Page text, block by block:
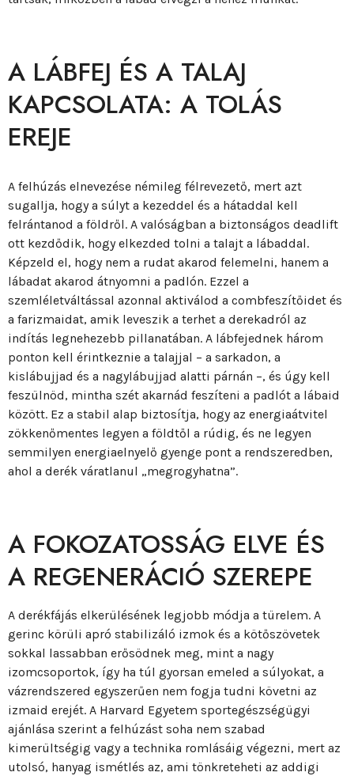
A LÁBFEJ ÉS A TALAJ
KAPCSOLATA: A TOLÁS
EREJE
A felhúzás elnevezése némileg félrevezető, mert azt
sugallja, hogy a súlyt a kezeddel és a hátaddal kell
felrántanod a földről. A valóságban a biztonságos deadlift
ott kezdődik, hogy elkezded tolni a talajt a lábaddal.
Képzeld el, hogy nem a rudat akarod felemelni, hanem a
lábadat akarod átnyomni a padlón. Ezzel a
szemléletváltással azonnal aktiválod a combfeszítőidet és
a farizmaidat, amik leveszik a terhet a derekadról az
indítás legnehezebb pillanatában. A lábfejednek három
ponton kell érintkeznie a talajjal – a sarkadon, a
kislábujjad és a nagylábujjad alatti párnán –, és úgy kell
feszülnöd, mintha szét akarnád feszíteni a padlót a lábaid
között. Ez a stabil alap biztosítja, hogy az energiaátvitel
zökkenőmentes legyen a földtől a rúdig, és ne legyen
semmilyen energiaelnyelő gyenge pont a rendszeredben,
ahol a derék váratlanul „megrogyhatna”.
A FOKOZATOSSÁG ELVE ÉS
A REGENERÁCIÓ SZEREPE
A derékfájás elkerülésének legjobb módja a türelem. A
gerinc körüli apró stabilizáló izmok és a kötőszövetek
sokkal lassabban erősödnek meg, mint a nagy
izomcsoportok, így ha túl gyorsan emeled a súlyokat, a
vázrendszered egyszerűen nem fogja tudni követni az
izmaid erejét. A Harvard Egyetem sportegészségügyi
ajánlása szerint a felhúzást soha nem szabad
kimerültségig vagy a technika romlásáig végezni, mert az
utolsó, hanyag ismétlés az, ami tönkreteheti az addigi